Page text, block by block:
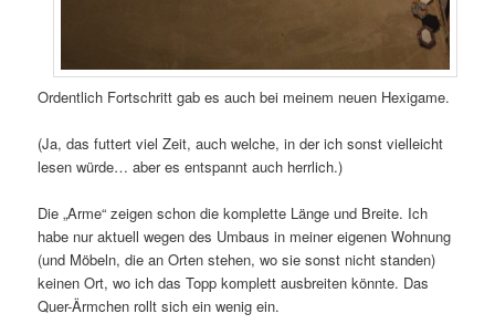
Ordentlich Fortschritt gab es auch bei meinem neuen Hexigame.
(Ja, das futtert viel Zeit, auch welche, in der ich sonst vielleicht
lesen würde… aber es entspannt auch herrlich.)
Die „Arme“ zeigen schon die komplette Länge und Breite. Ich
habe nur aktuell wegen des Umbaus in meiner eigenen Wohnung
(und Möbeln, die an Orten stehen, wo sie sonst nicht standen)
keinen Ort, wo ich das Topp komplett ausbreiten könnte. Das
Quer-Ärmchen rollt sich ein wenig ein.